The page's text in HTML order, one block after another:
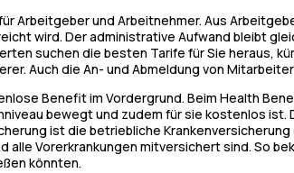
Arbeitgeber und Arbeitnehmer. Aus
wird. Der administrative Aufwand bleibt
suchen die besten Tarife für Sie heraus,
Auch die An- und Abmeldung von
Benefit im Vordergrund. Beim Health
bewegt und zudem für sie kostenlos
ist die betriebliche
Vorerkrankungen mitversichert sind. So
könnten.